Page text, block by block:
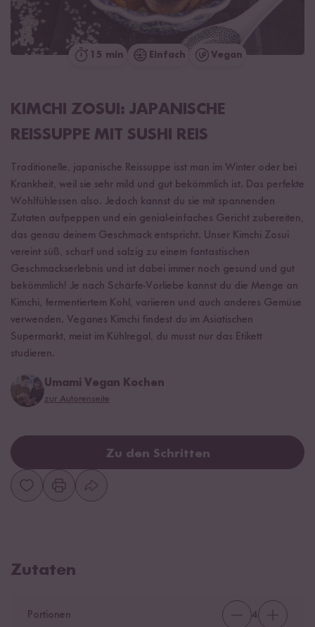
15 min Einfach Vegan
KIMCHI ZOSUI: JAPANISCHE
REISSUPPE MIT SUSHI REIS
Traditionelle, japanische Reissuppe isst man im Winter oder bei
Krankheit, weil sie sehr mild und gut bekömmlich ist. Das perfekte
Wohlfühlessen also. Jedoch kannst du sie mit spannenden
Zutaten aufpeppen und ein genial-einfaches Gericht zubereiten,
das genau deinem Geschmack entspricht. Unser Kimchi Zosui
vereint süß, scharf und salzig zu einem fantastischen
Geschmackserlebnis und ist dabei immer noch gesund und gut
bekömmlich! Je nach Schärfe-Vorliebe kannst du die Menge an
Kimchi, fermentiertem Kohl, variieren und auch anderes Gemüse
verwenden. Veganes Kimchi findest du im Asiatischen
Supermarkt, meist im Kühlregal, du musst nur das Etikett
studieren.
Umami Vegan Kochen
zur Autorenseite
Zu den Schritten
Zutaten
Portionen 4